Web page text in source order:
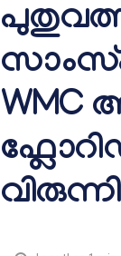
WMC